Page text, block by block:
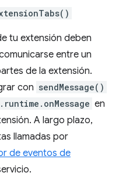
tu extensión deben
entre un
de la extensión.
con sendMessage()
en
A largo plazo,
llamadas por
de eventos de